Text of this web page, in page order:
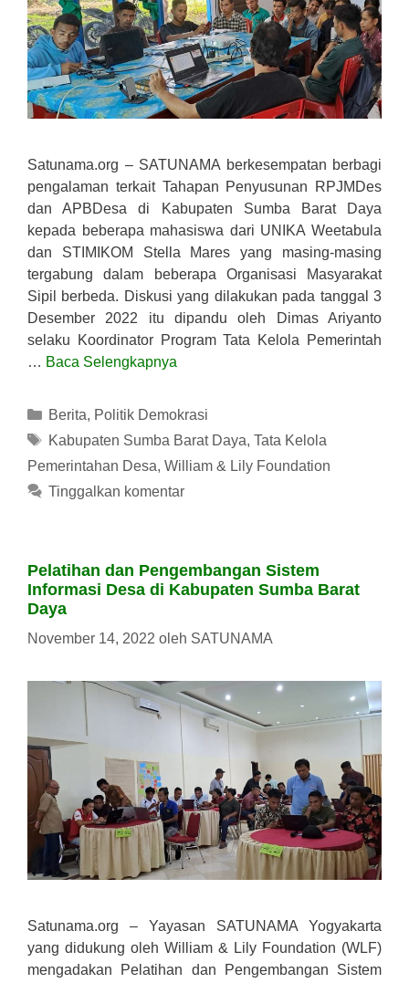
Satunama.org – SATUNAMA berkesempatan berbagi
pengalaman terkait Tahapan Penyusunan RPJMDes
dan APBDesa di Kabupaten Sumba Barat Daya
kepada beberapa mahasiswa dari UNIKA Weetabula
dan STIMIKOM Stella Mares yang masing-masing
tergabung dalam beberapa Organisasi Masyarakat
Sipil berbeda. Diskusi yang dilakukan pada tanggal 3
Desember 2022 itu dipandu oleh Dimas Ariyanto
selaku Koordinator Program Tata Kelola Pemerintah
… Baca Selengkapnya
Kategori
Berita, Politik Demokrasi
Tag
Kabupaten Sumba Barat Daya, Tata Kelola
Pemerintahan Desa, William & Lily Foundation
Tinggalkan komentar
Pelatihan dan Pengembangan Sistem
Informasi Desa di Kabupaten Sumba Barat
Daya
November 14, 2022 oleh SATUNAMA
Satunama.org – Yayasan SATUNAMA Yogyakarta
yang didukung oleh William & Lily Foundation (WLF)
mengadakan Pelatihan dan Pengembangan Sistem